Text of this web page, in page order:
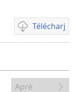
Télécharj
Choi
pou
vidéo
Apré